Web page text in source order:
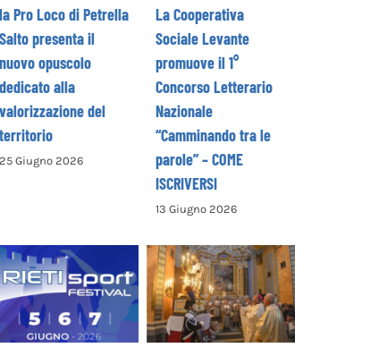
del territorio
la Pro Loco di Petrella
Salto presenta il
nuovo opuscolo
dedicato alla
valorizzazione del
territorio
25 Giugno 2026
le parole” –
COME ISCRIVERSI
La Cooperativa
Sociale Levante
promuove il 1°
Concorso Letterario
Nazionale
“Camminando tra le
parole” – COME
ISCRIVERSI
13 Giugno 2026
Rieti Sport
Festival XI
edizione dal 5 al
7 giugno
devozione in
onore del primo
santo
cappuccino san
Felice da